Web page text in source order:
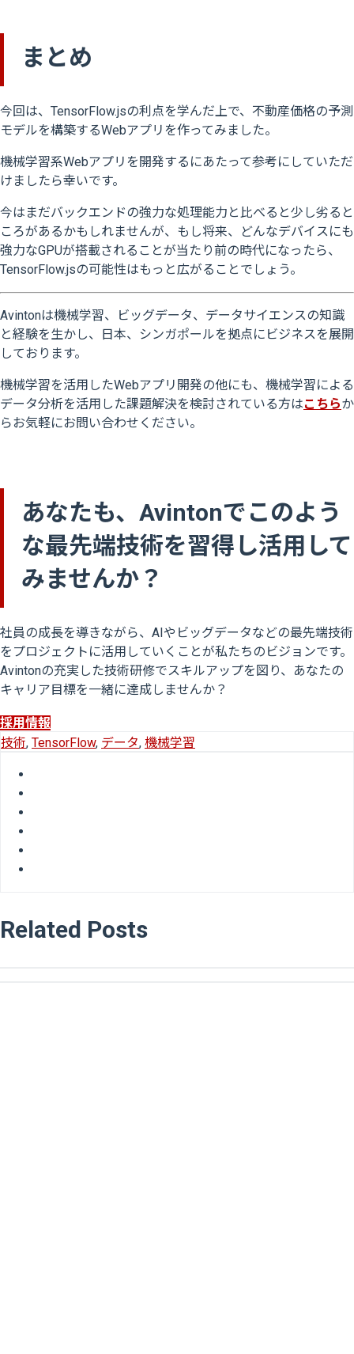
まとめ
今回は、TensorFlow.jsの利点を学んだ上で、不動産価格の予測
モデルを構築するWebアプリを作ってみました。
機械学習系Webアプリを開発するにあたって参考にしていただ
けましたら幸いです。
今はまだバックエンドの強力な処理能力と比べると少し劣ると
ころがあるかもしれませんが、もし将来、どんなデバイスにも
強力なGPUが搭載されることが当たり前の時代になったら、
TensorFlow.jsの可能性はもっと広がることでしょう。
Avintonは機械学習、ビッグデータ、データサイエンスの知識
と経験を生かし、日本、シンガポールを拠点にビジネスを展開
しております。
機械学習を活用したWebアプリ開発の他にも、機械学習による
データ分析を活用した課題解決を検討されている方はこちらか
らお気軽にお問い合わせください。
あなたも、Avintonでこのよう
な最先端技術を習得し活用して
みませんか？
社員の成長を導きながら、AIやビッグデータなどの最先端技術
をプロジェクトに活用していくことが私たちのビジョンです。
Avintonの充実した技術研修でスキルアップを図り、あなたの
キャリア目標を一緒に達成しませんか？
採用情報
技術, TensorFlow, データ, 機械学習
Related Posts